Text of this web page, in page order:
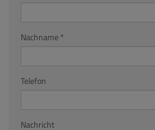
Nachname
Telefon
Nachricht